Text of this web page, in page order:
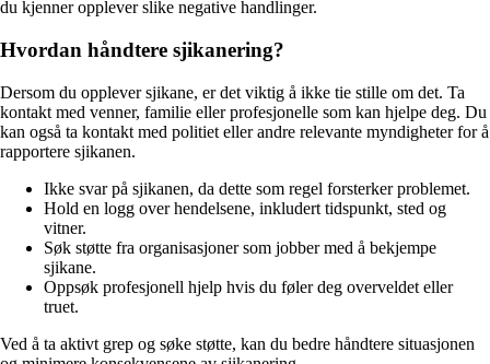
du kjenner opplever slike negative handlinger.
Hvordan håndtere sjikanering?
Dersom du opplever sjikane, er det viktig å ikke tie stille om det. Ta
kontakt med venner, familie eller profesjonelle som kan hjelpe deg. Du
kan også ta kontakt med politiet eller andre relevante myndigheter for å
rapportere sjikanen.
Ikke svar på sjikanen, da dette som regel forsterker problemet.
Hold en logg over hendelsene, inkludert tidspunkt, sted og
vitner.
Søk støtte fra organisasjoner som jobber med å bekjempe
sjikane.
Oppsøk profesjonell hjelp hvis du føler deg overveldet eller
truet.
Ved å ta aktivt grep og søke støtte, kan du bedre håndtere situasjonen